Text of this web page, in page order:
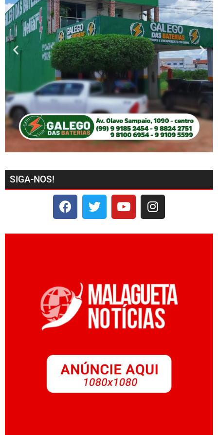
SIGA-NOS!